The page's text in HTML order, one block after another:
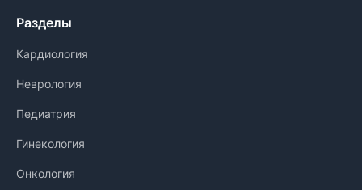
Разделы
Кардиология
Неврология
Педиатрия
Гинекология
Онкология